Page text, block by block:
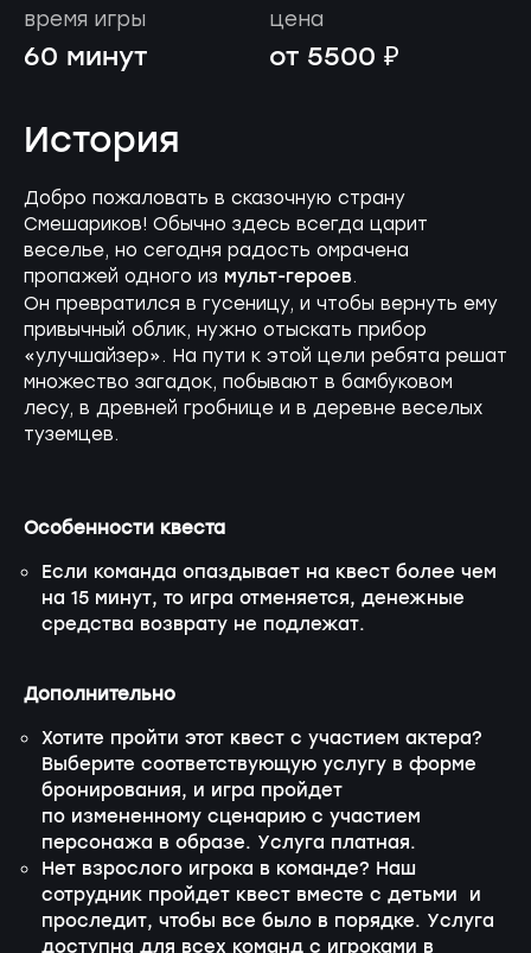
время игры
60 минут
цена
от 5500 ₽
История
Добро пожаловать в сказочную страну
Смешариков! Обычно здесь всегда царит
веселье, но сегодня радость омрачена
пропажей одного из мульт-героев.
Он превратился в гусеницу, и чтобы вернуть ему
привычный облик, нужно отыскать прибор
«улучшайзер». На пути к этой цели ребята решат
множество загадок, побывают в бамбуковом
лесу, в древней гробнице и в деревне веселых
туземцев.
Особенности квеста
Если команда опаздывает на квест более чем
на 15 минут, то игра отменяется, денежные
средства возврату не подлежат.
Дополнительно
Хотите пройти этот квест с участием актера?
Выберите соответствующую услугу в форме
бронирования, и игра пройдет
по измененному сценарию с участием
персонажа в образе. Услуга платная.
Нет взрослого игрока в команде? Наш
сотрудник пройдет квест вместе с детьми и
проследит, чтобы все было в порядке. Услуга